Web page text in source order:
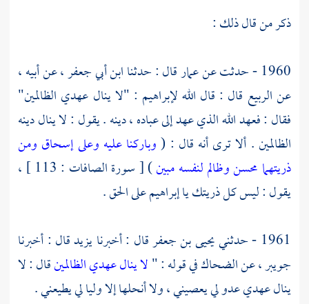
ذكر من قال ذلك :
1960 - حدثت عن
عمارقال : حدثناابن أبي جعفر، عن أبيه ،
عنالربيع قال : قال اللهلإبراهيم : "لا ينال عهدي الظالمين"
فقال : فعهد الله الذي عهد إلى عباده ، دينه . يقول : لا ينال دينه
الظالمين . ألا ترى أنه قال : (وباركنا عليه وعلى إسحاق ومن
ذريتهما محسن وظالم لنفسه مبين
) [ سورة الصافات : 113 ] ،
يقول : ليس كل ذريتك ياإبراهيمعلى الحق .
1961 - حدثني
يحيى بن جعفرقال : أخبرنايزيدقال : أخبرنا
جويبر، عنالضحاكفي قوله : "لا ينال عهدي الظالمينقال : لا
ينال عهدي عدو لي يعصيني ، ولا أنحلها إلا وليا لي يطيعني .